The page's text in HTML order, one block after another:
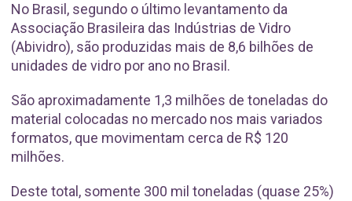
No Brasil, segundo o último levantamento da
Associação Brasileira das Indústrias de Vidro
(Abividro), são produzidas mais de 8,6 bilhões de
unidades de vidro por ano no Brasil.
São aproximadamente 1,3 milhões de toneladas do
material colocadas no mercado nos mais variados
formatos, que movimentam cerca de R$ 120
milhões.
Deste total, somente 300 mil toneladas (quase 25%)